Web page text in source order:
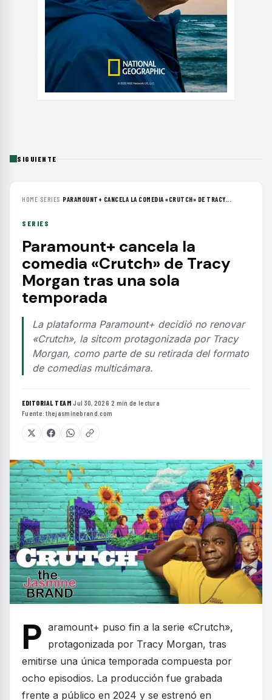
SIGUIENTE
HOME› SERIES ›PARAMOUNT+ CANCELA LA COMEDIA «CRUTCH» DE TRACY...
SERIES
Paramount+ cancela la
comedia «Crutch» de Tracy
Morgan tras una sola
temporada
La plataforma Paramount+ decidió no renovar
«Crutch», la sitcom protagonizada por Tracy
Morgan, como parte de su retirada del formato
de comedias multicámara.
EDITORIAL TEAM·Jul 30, 2026·2 min de lectura·
Fuente:thejasminebrand.com
P aramount+ puso fin a la serie «Crutch»,
protagonizada por Tracy Morgan, tras
emitirse una única temporada compuesta por
ocho episodios. La producción fue grabada
frente a público en 2024 y se estrenó en